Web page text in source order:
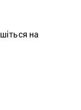
на